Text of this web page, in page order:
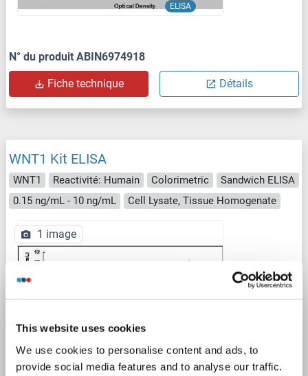
This website uses cookies
We use cookies to personalise content and ads, to
provide social media features and to analyse our traffic.
ELISA
N° du produit ABIN6974918
Fiche technique Détails
WNT1 Kit ELISA
WNT1 Reactivité: Humain Colorimetric
Sandwich ELISA
0.15 ng/mL - 10 ng/mL
Cell Lysate, Tissue Homogenate
ELISA
1 image